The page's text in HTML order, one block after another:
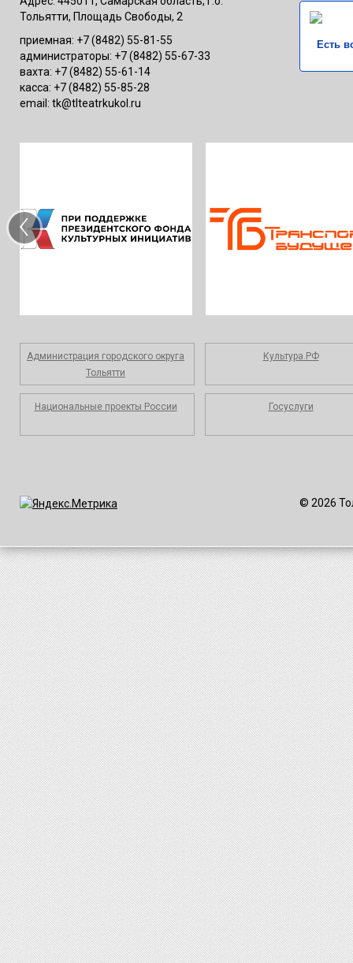
Тольятти, Площадь Свободы, 2
приемная: +7 (8482) 55-81-55
администраторы: +7 (8482) 55-67-33
вахта: +7 (8482) 55-61-14
касса: +7 (8482) 55-85-28
email: tk@tlteatrkukol.ru
Есть
‹
Администрация городского округа
Тольятти
Культура.РФ
Национальные проекты России Госуслуги
© 2026